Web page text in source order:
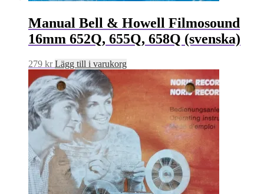
Manual Bell & Howell Filmosound
16mm 652Q, 655Q, 658Q (svenska)
279 kr Lägg till i varukorg